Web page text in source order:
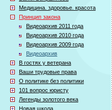
Медицина. здоровье. красота
Принцип закона
Видеоархив 2011 года
Видеоархив 2010 года
Видеоархив 2009 года
Видеоархив
В гостях у ветерана
Ваши трудовые права
О политике без политики
101 вопрос юристу
Легенды золотого века
Новая школа